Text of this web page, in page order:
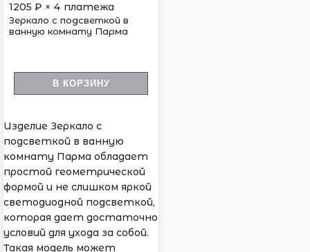
1205 ₽ × 4 платежа
Зеркало с подсветкой в
ванную комнату Парма
В КОРЗИНУ
Изделие Зеркало с
подсветкой в ванную
комнату Парма обладает
простой геометрической
формой и не слишком яркой
светодиодной подсветкой,
которая дает достаточно
условий для ухода за собой.
Такая модель может